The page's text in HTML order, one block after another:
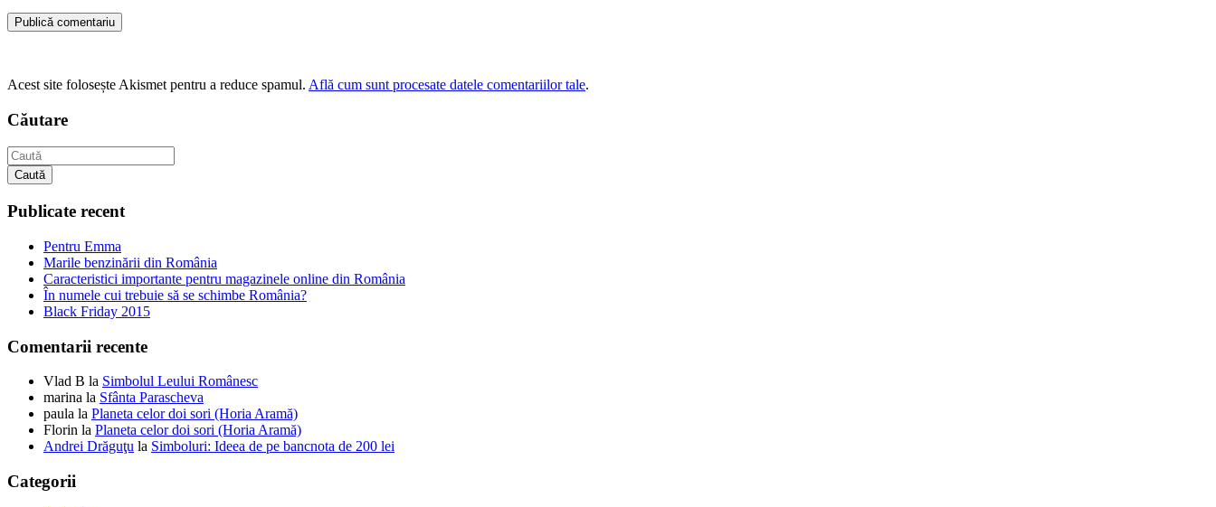
Publică comentariu
Acest site folosește Akismet pentru a reduce spamul. Află cum sunt procesate datele comentariilor tale.
Căutare
Caută
Publicate recent
Pentru Emma
Marile benzinării din România
Caracteristici importante pentru magazinele online din România
În numele cui trebuie să se schimbe România?
Black Friday 2015
Comentarii recente
Vlad B la Simbolul Leului Românesc
marina la Sfânta Parascheva
paula la Planeta celor doi sori (Horia Aramă)
Florin la Planeta celor doi sori (Horia Aramă)
Andrei Drăguţu la Simboluri: Ideea de pe bancnota de 200 lei
Categorii